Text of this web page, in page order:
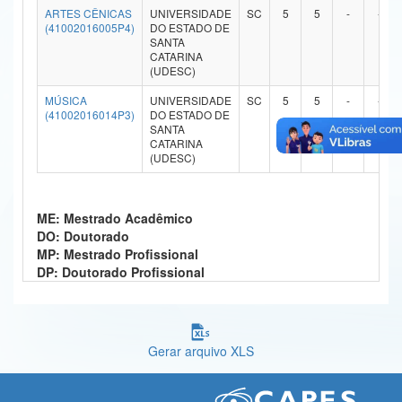
Ministério da Ciência, Tecnologia, Inovações e Comunicações
Ministério do Turismo
Ministério do Desenvolvimento Regional
Secretaria-Geral
Secretaria de Governo
ARTES CÊNICAS
(41002016005P4)
UNIVERSIDADE
DO ESTADO DE
SANTA
CATARINA
(UDESC)
SC 5 5 - -
MÚSICA
(41002016014P3)
UNIVERSIDADE
DO ESTADO DE
SANTA
CATARINA
(UDESC)
SC 5 5 - -
ME: Mestrado Acadêmico
DO: Doutorado
MP: Mestrado Profissional
DP: Doutorado Profissional
Gerar arquivo XLS